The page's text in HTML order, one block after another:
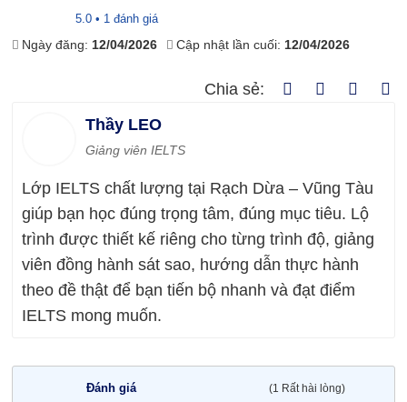
5.0 • 1 đánh giá
Ngày đăng: 12/04/2026 Cập nhật lần cuối: 12/04/2026
Chia sẻ:
Thầy LEO
Giảng viên IELTS
Lớp IELTS chất lượng tại Rạch Dừa – Vũng Tàu
giúp bạn học đúng trọng tâm, đúng mục tiêu. Lộ
trình được thiết kế riêng cho từng trình độ, giảng
viên đồng hành sát sao, hướng dẫn thực hành
theo đề thật để bạn tiến bộ nhanh và đạt điểm
IELTS mong muốn.
Đánh giá
(1 Rất hài lòng)